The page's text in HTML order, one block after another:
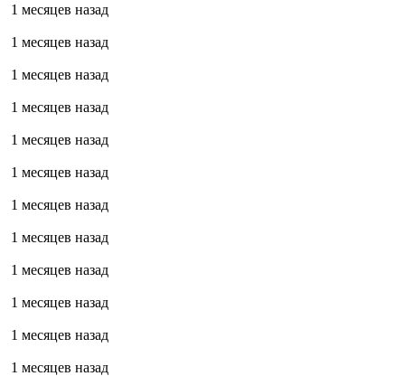
1 месяцев назад
1 месяцев назад
1 месяцев назад
1 месяцев назад
1 месяцев назад
1 месяцев назад
1 месяцев назад
1 месяцев назад
1 месяцев назад
1 месяцев назад
1 месяцев назад
1 месяцев назад